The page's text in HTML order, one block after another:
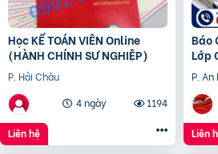
Học KẾ TOÁN VIÊN Online
(HÀNH CHÍNH SỰ NGHIỆP)
P. Hải Châu
4 ngày
1194
Liên hệ
Báo
Lớp
P. An
Liên